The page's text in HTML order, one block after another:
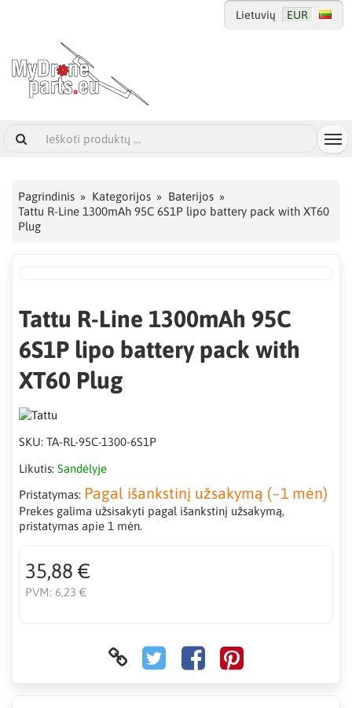
Lietuvių EUR
Pagrindinis Kategorijos
Baterijos
Tattu R-Line 1300mAh 95C 6S1P lipo battery pack with XT60
Plug
Tattu R-Line 1300mAh 95C
6S1P lipo battery pack with
XT60 Plug
SKU: TA-RL-95C-1300-6S1P
Likutis: Sandėlyje
Pristatymas: Pagal išankstinį užsakymą (~1 mėn)
Prekes galima užsisakyti pagal išankstinį užsakymą,
pristatymas apie 1 mėn.
35,88 €
PVM: 6,23 €